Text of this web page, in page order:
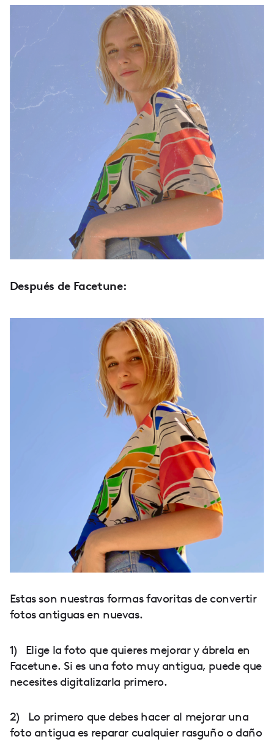
Después de Facetune:
Estas son nuestras formas favoritas de convertir
fotos antiguas en nuevas.
1) Elige la foto que quieres mejorar y ábrela en
Facetune. Si es una foto muy antigua, puede que
necesites digitalizarla primero.
2) Lo primero que debes hacer al mejorar una
foto antigua es reparar cualquier rasguño o daño